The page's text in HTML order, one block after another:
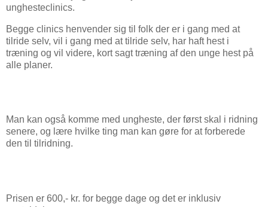
unghesteclinics.
Begge clinics henvender sig til folk der er i gang med at
tilride selv, vil i gang med at tilride selv, har haft hest i
træning og vil videre, kort sagt træning af den unge hest på
alle planer.
Man kan også komme med ungheste, der først skal i ridning
senere, og lære hvilke ting man kan gøre for at forberede
den til tilridning.
Prisen er 600,- kr. for begge dage og det er inklusiv